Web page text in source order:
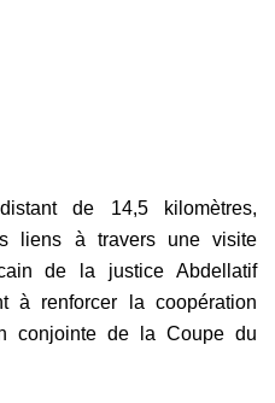
de 14,5 kilomètres,
liens à travers une visite
de la justice Abdellatif
à renforcer la coopération
conjointe de la Coupe du